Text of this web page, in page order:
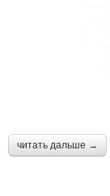
читать дальше →